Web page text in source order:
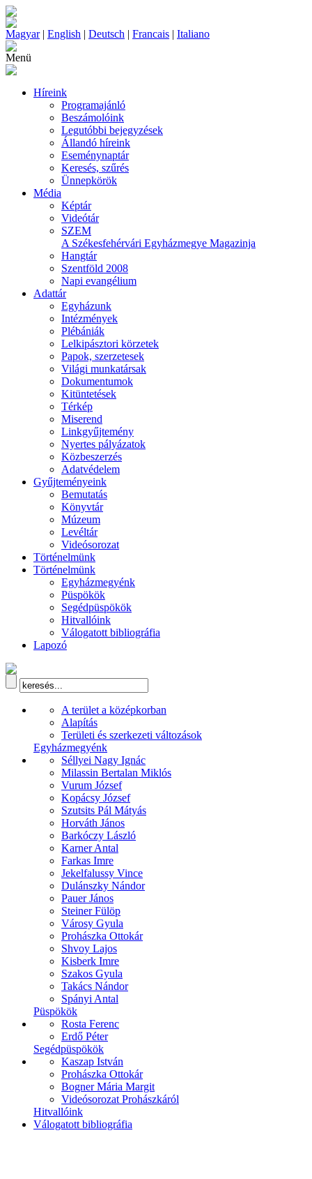
Magyar| English | Deutsch | Francais | Italiano
Menü
Híreink
Programajánló
Beszámolóink
Legutóbbi bejegyzések
Állandó híreink
Eseménynaptár
Keresés, szűrés
Ünnepkörök
Média
Képtár
Videótár
SZEM
A Székesfehérvári Egyházmegye Magazinja
Hangtár
Szentföld 2008
Napi evangélium
Adattár
Egyházunk
Intézmények
Plébániák
Lelkipásztori körzetek
Papok, szerzetesek
Világi munkatársak
Dokumentumok
Kitüntetések
Térkép
Miserend
Linkgyűjtemény
Nyertes pályázatok
Közbeszerzés
Adatvédelem
Gyűjteményeink
Bemutatás
Könyvtár
Múzeum
Levéltár
Videósorozat
Történelmünk
Történelmünk
Egyházmegyénk
Püspökök
Segédpüspökök
Hitvallóink
Válogatott bibliográfia
Lapozó
A terület a középkorban
Alapítás
Területi és szerkezeti változások
Egyházmegyénk
Séllyei Nagy Ignác
Milassin Bertalan Miklós
Vurum József
Kopácsy József
Szutsits Pál Mátyás
Horváth János
Barkóczy László
Karner Antal
Farkas Imre
Jekelfalussy Vince
Dulánszky Nándor
Pauer János
Steiner Fülöp
Városy Gyula
Prohászka Ottokár
Shvoy Lajos
Kisberk Imre
Szakos Gyula
Takács Nándor
Spányi Antal
Püspökök
Rosta Ferenc
Erdő Péter
Segédpüspökök
Kaszap István
Prohászka Ottokár
Bogner Mária Margit
Videósorozat Prohászkáról
Hitvallóink
Válogatott bibliográfia